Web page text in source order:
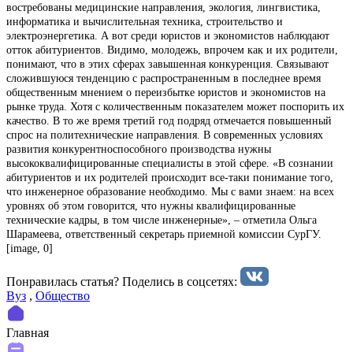
востребованы медицинские направления, экология, лингвистика,
информатика и вычислительная техника, строительство и
электроэнергетика. А вот среди юристов и экономистов наблюдают
отток абитуриентов. Видимо, молодежь, впрочем как и их родители,
понимают, что в этих сферах завышенная конкуренция. Cвязывают
сложившуюся тенденцию с распространенным в последнее время
общественным мнением о переизбытке юристов и экономистов на
рынке труда. Хотя с количественным показателем может поспорить их
качество. В то же время третий год подряд отмечается повышенный
спрос на политехнические направления. В современных условиях
развития конкурентноспособного производства нужны
высококвалифицированные специалисты в этой сфере. «В сознании
абитуриентов и их родителей происходит все-таки понимание того,
что инженерное образование необходимо. Мы с вами знаем: на всех
уровнях об этом говорится, что нужны квалифицированные
технические кадры, в том числе инженерные», – отметила Ольга
Шарамеева, ответственный секретарь приемной комиссии СурГУ.
[image, 0]
Понравилась статья? Поделиcь в соцсетях:
Вуз , Общество
Главная